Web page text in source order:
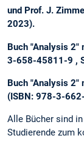
und Prof. J.
2023).
Buch "Analysis 2"
3-658-45811-9 ,
Buch "Analysis 2"
(ISBN: 978-3-
Alle Bücher sind
Studierende zum